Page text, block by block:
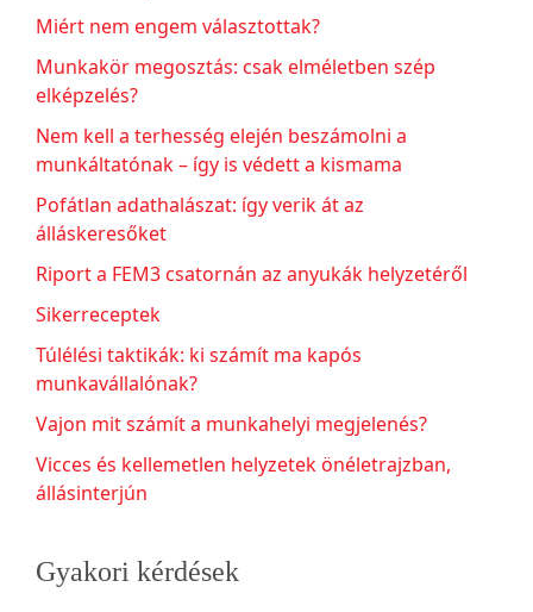
Miért nem engem választottak?
Munkakör megosztás: csak elméletben szép
elképzelés?
Nem kell a terhesség elején beszámolni a
munkáltatónak – így is védett a kismama
Pofátlan adathalászat: így verik át az
álláskeresőket
Riport a FEM3 csatornán az anyukák helyzetéről
Sikerreceptek
Túlélési taktikák: ki számít ma kapós
munkavállalónak?
Vajon mit számít a munkahelyi megjelenés?
Vicces és kellemetlen helyzetek önéletrajzban,
állásinterjún
Gyakori kérdések